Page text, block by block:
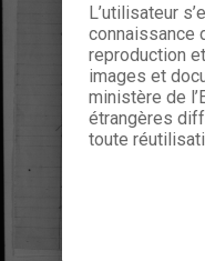
L’utilisateur
connaissance
reproduction
images et
ministère de
étrangères
toute